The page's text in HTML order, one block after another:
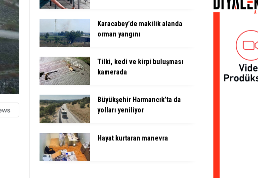
Karacabey’de makilik alanda
orman yangını
Tilki, kedi ve kirpi buluşması
kamerada
Büyükşehir Harmancık’ta da
yolları yeniliyor
Hayat kurtaran manevra